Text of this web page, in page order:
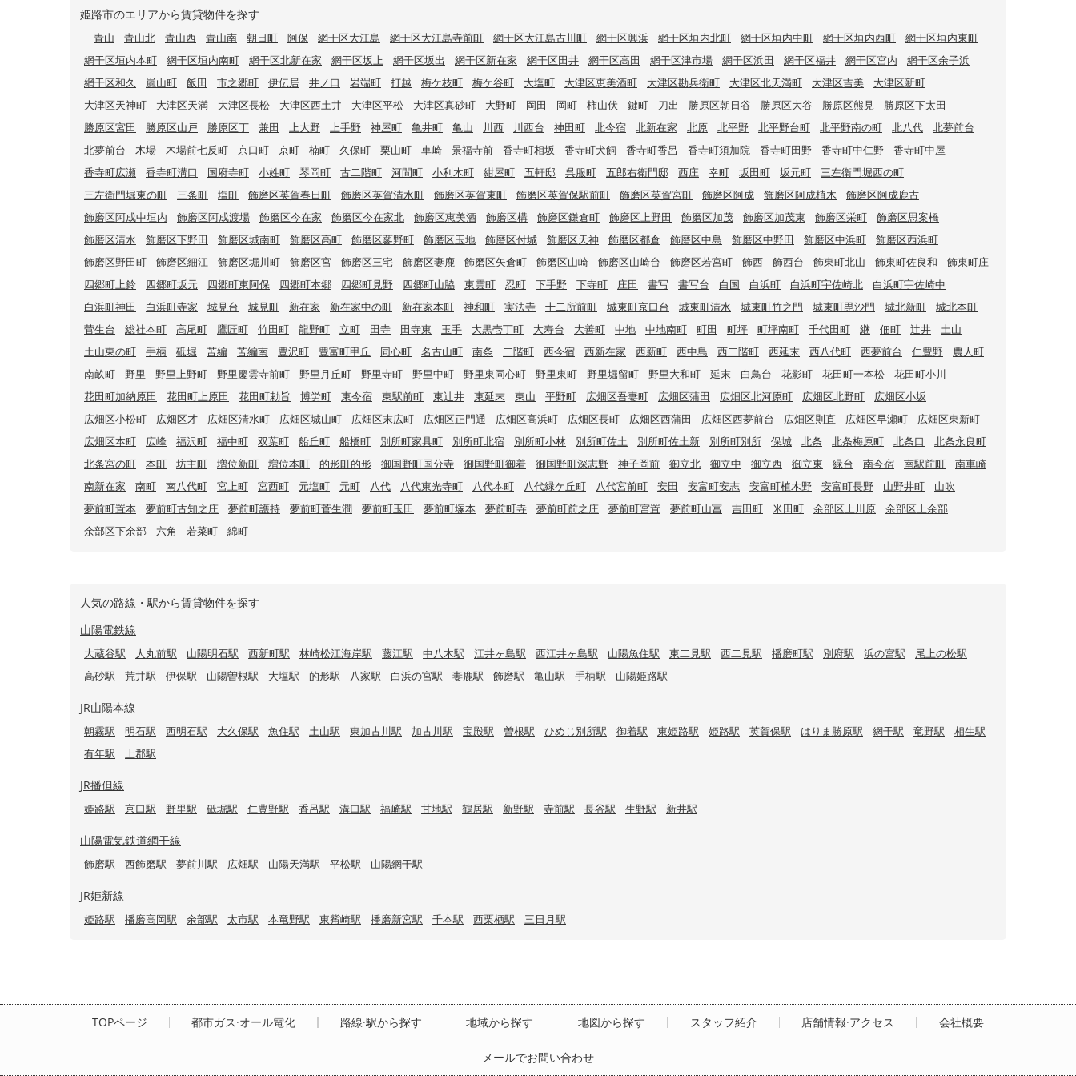
姫路市のエリアから賃貸物件を探す
青山 青山北 青山西 青山南 朝日町 阿保 網干区大江島 網干区大江島寺前町 網干区大江島古川町 網干区興浜 網干区垣内北町 網干区垣内中町 網干区垣内西町
網干区垣内東町
網干区垣内本町
網干区垣内南町 網干区北新在家 網干区坂上 網干区坂出 網干区新在家 網干区田井 網干区高田 網干区津市場 網干区浜田 網干区福井 網干区宮内
網干区余子浜
網干区和久
嵐山町 飯田 市之郷町 伊伝居 井ノ口 岩端町 打越 梅ケ枝町 梅ケ谷町 大塩町 大津区恵美酒町 大津区勘兵衛町 大津区北天満町 大津区吉美
大津区新町
大津区天神町
大津区天満 大津区長松 大津区西土井 大津区平松 大津区真砂町 大野町 岡田 岡町 柿山伏 鍵町 刀出 勝原区朝日谷 勝原区大谷 勝原区熊見
勝原区下太田
勝原区宮田
勝原区山戸 勝原区丁 兼田 上大野 上手野 神屋町 亀井町 亀山 川西 川西台 神田町 北今宿 北新在家 北原 北平野 北平野台町 北平野南の町 北八代
北夢前台
北夢前台
木場 木場前七反町 京口町 京町 楠町 久保町 栗山町 車崎 景福寺前 香寺町相坂 香寺町犬飼 香寺町香呂 香寺町須加院 香寺町田野 香寺町中仁野
香寺町中屋
香寺町広瀬
香寺町溝口 国府寺町 小姓町 琴岡町 古二階町 河間町 小利木町 紺屋町 五軒邸 呉服町 五郎右衛門邸 西庄 幸町 坂田町 坂元町
三左衛門堀西の町
三左衛門堀東の町
三条町 塩町 飾磨区英賀春日町 飾磨区英賀清水町 飾磨区英賀東町 飾磨区英賀保駅前町 飾磨区英賀宮町 飾磨区阿成 飾磨区阿成植木
飾磨区阿成鹿古
飾磨区阿成中垣内
飾磨区阿成渡場 飾磨区今在家 飾磨区今在家北 飾磨区恵美酒 飾磨区構 飾磨区鎌倉町 飾磨区上野田 飾磨区加茂 飾磨区加茂東 飾磨区栄町
飾磨区思案橋
飾磨区清水
飾磨区下野田 飾磨区城南町 飾磨区高町 飾磨区蓼野町 飾磨区玉地 飾磨区付城 飾磨区天神 飾磨区都倉 飾磨区中島 飾磨区中野田 飾磨区中浜町
飾磨区西浜町
飾磨区野田町
飾磨区細江 飾磨区堀川町 飾磨区宮 飾磨区三宅 飾磨区妻鹿 飾磨区矢倉町 飾磨区山崎 飾磨区山崎台 飾磨区若宮町 飾西 飾西台 飾東町北山 飾東町佐良和
飾東町庄
四郷町上鈴
四郷町坂元 四郷町東阿保 四郷町本郷 四郷町見野 四郷町山脇 東雲町 忍町 下手野 下寺町 庄田 書写 書写台 白国 白浜町 白浜町宇佐崎北
白浜町宇佐崎中
白浜町神田
白浜町寺家 城見台 城見町 新在家 新在家中の町 新在家本町 神和町 実法寺 十二所前町 城東町京口台 城東町清水 城東町竹之門 城東町毘沙門 城北新町
城北本町
菅生台
総社本町 高尾町 鷹匠町 竹田町 龍野町 立町 田寺 田寺東 玉手 大黒壱丁町 大寿台 大善町 中地 中地南町 町田 町坪 町坪南町 千代田町 継 佃町 辻井
土山
土山東の町
手柄 砥堀 苫編 苫編南 豊沢町 豊富町甲丘 同心町 名古山町 南条 二階町 西今宿 西新在家 西新町 西中島 西二階町 西延末 西八代町 西夢前台 仁豊野
農人町
南畝町
野里 野里上野町 野里慶雲寺前町 野里月丘町 野里寺町 野里中町 野里東同心町 野里東町 野里堀留町 野里大和町 延末 白鳥台 花影町 花田町一本松
花田町小川
花田町加納原田
花田町上原田 花田町勅旨 博労町 東今宿 東駅前町 東辻井 東延末 東山 平野町 広畑区吾妻町 広畑区蒲田 広畑区北河原町 広畑区北野町
広畑区小坂
広畑区小松町
広畑区才 広畑区清水町 広畑区城山町 広畑区末広町 広畑区正門通 広畑区高浜町 広畑区長町 広畑区西蒲田 広畑区西夢前台 広畑区則直 広畑区早瀬町
広畑区東新町
広畑区本町
広峰 福沢町 福中町 双葉町 船丘町 船橋町 別所町家具町 別所町北宿 別所町小林 別所町佐土 別所町佐土新 別所町別所 保城 北条 北条梅原町 北条口
北条永良町
北条宮の町
本町 坊主町 増位新町 増位本町 的形町的形 御国野町国分寺 御国野町御着 御国野町深志野 神子岡前 御立北 御立中 御立西 御立東 緑台 南今宿 南駅前町
南車崎
南新在家
南町 南八代町 宮上町 宮西町 元塩町 元町 八代 八代東光寺町 八代本町 八代緑ケ丘町 八代宮前町 安田 安富町安志 安富町植木野 安富町長野 山野井町
山吹
夢前町置本
夢前町古知之庄 夢前町護持 夢前町菅生澗 夢前町玉田 夢前町塚本 夢前町寺 夢前町前之庄 夢前町宮置 夢前町山冨 吉田町 米田町 余部区上川原
余部区上余部
余部区下余部
六角 若菜町 綿町
人気の路線・駅から賃貸物件を探す
山陽電鉄線
大蔵谷駅 人丸前駅 山陽明石駅 西新町駅 林崎松江海岸駅 藤江駅 中八木駅 江井ヶ島駅 西江井ヶ島駅 山陽魚住駅 東二見駅 西二見駅 播磨町駅 別府駅 浜の宮駅
尾上の松駅
高砂駅
荒井駅 伊保駅 山陽曽根駅 大塩駅 的形駅 八家駅 白浜の宮駅 妻鹿駅 飾磨駅 亀山駅 手柄駅 山陽姫路駅
JR山陽本線
朝霧駅 明石駅 西明石駅 大久保駅 魚住駅 土山駅 東加古川駅 加古川駅 宝殿駅 曽根駅 ひめじ別所駅 御着駅 東姫路駅 姫路駅 英賀保駅 はりま勝原駅 網干駅 竜野駅
相生駅
有年駅
上郡駅
JR播但線
姫路駅 京口駅 野里駅 砥堀駅 仁豊野駅 香呂駅 溝口駅 福崎駅 甘地駅 鶴居駅 新野駅 寺前駅 長谷駅 生野駅 新井駅
山陽電気鉄道網干線
飾磨駅 西飾磨駅 夢前川駅 広畑駅 山陽天満駅 平松駅 山陽網干駅
JR姫新線
姫路駅 播磨高岡駅 余部駅 太市駅 本竜野駅 東觜崎駅 播磨新宮駅 千本駅 西栗栖駅 三日月駅
TOPページ 都市ガス·オール電化 路線·駅から探す 地域から探す 地図から探す スタッフ紹介 店舗情報·アクセス 会社概要
メールでお問い合わせ